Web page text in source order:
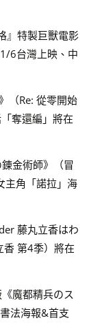
』特製巨獸電影
6台灣上映、中
（Re: 從零開始
奪還編」將在
金術師》（冒
主角「諾拉」海
藤丸立香はわ
香 第4季）將在
魔都精兵のス
法海報&首支